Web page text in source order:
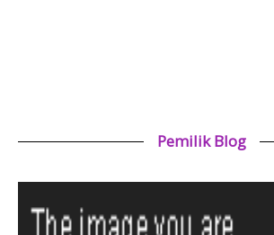
Pemilik Blog